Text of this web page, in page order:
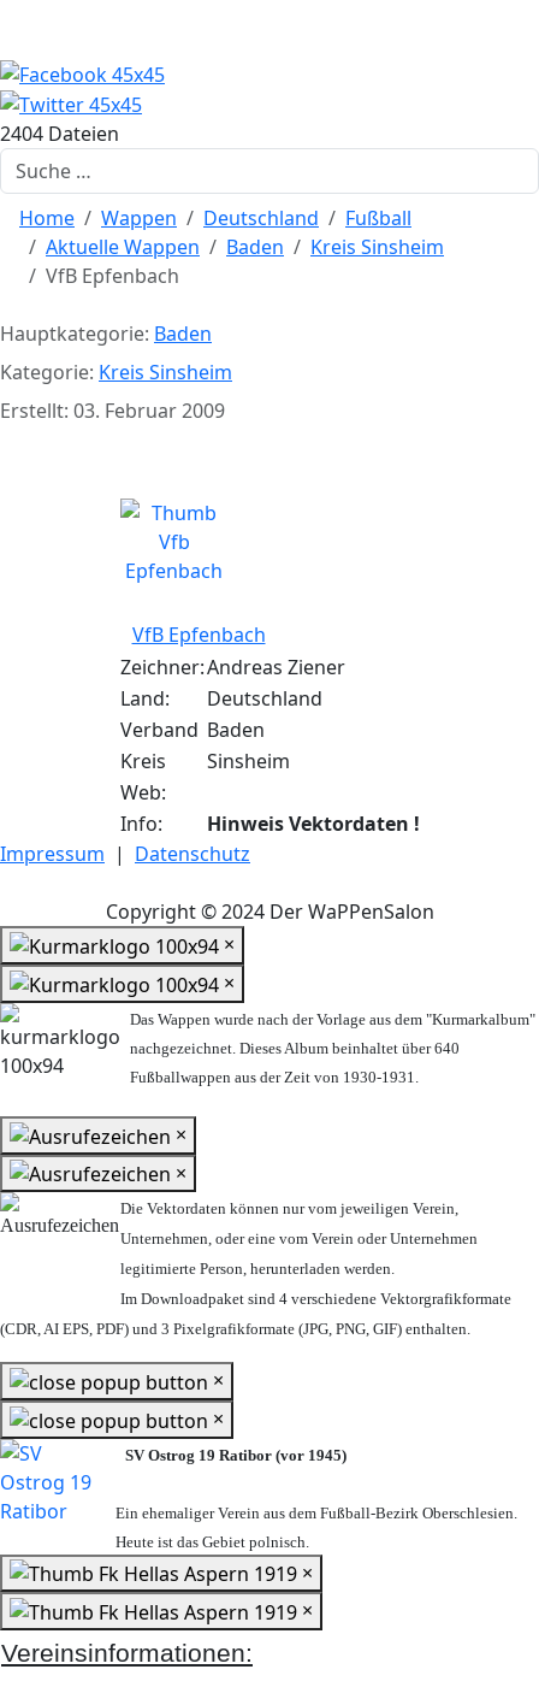
2404 Dateien
Suchen
Home Wappen Deutschland
Fußball
Aktuelle Wappen
Baden
Kreis Sinsheim
VfB Epfenbach
Hauptkategorie: Baden
Kategorie: Kreis Sinsheim
Erstellt: 03. Februar 2009
VfB Epfenbach
Zeichner:Andreas Ziener
Land:
Deutschland
Verband Baden
Kreis
Sinsheim
Web:
Info:
Hinweis Vektordaten !
Impressum | Datenschutz
Copyright © 2024 Der WaPPenSalon
×
×
Das Wappen wurde nach der Vorlage aus dem "Kurmarkalbum"
nachgezeichnet. Dieses Album beinhaltet über 640
Fußballwappen aus der Zeit von 1930-1931.
×
×
Die Vektordaten können nur vom jeweiligen Verein,
Unternehmen, oder eine vom Verein oder Unternehmen
legitimierte Person, herunterladen werden.
Im Downloadpaket sind 4 verschiedene Vektorgrafikformate
(CDR, AI EPS, PDF) und 3 Pixelgrafikformate (JPG, PNG, GIF) enthalten.
×
×
SV Ostrog 19 Ratibor (vor 1945)
Ein ehemaliger Verein aus dem Fußball-Bezirk Oberschlesien.
Heute ist das Gebiet polnisch.
×
×
Vereinsinformationen: